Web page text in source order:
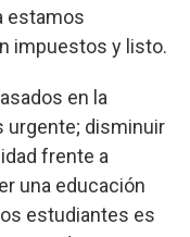
estamos
impuestos y listo.
en la
urgente; disminuir
frente a
una educación
estudiantes es